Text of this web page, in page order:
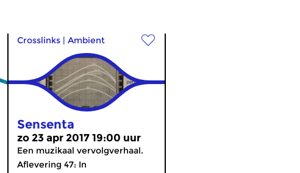
Crosslinks | Ambient
Sensenta
zo 23 apr 2017 19:00 uur
Een muzikaal vervolgverhaal.
Aflevering 47: In